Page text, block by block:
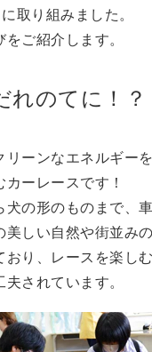
取り組みました。
ご紹介します。
れのてに！？
リーンなエネルギー
ーレースです！
の形のものまで、
しい自然や街並み
り、レースを楽し
されています。